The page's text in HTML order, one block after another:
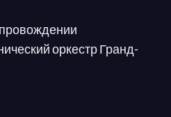
оркестр Гранд-
и другие.